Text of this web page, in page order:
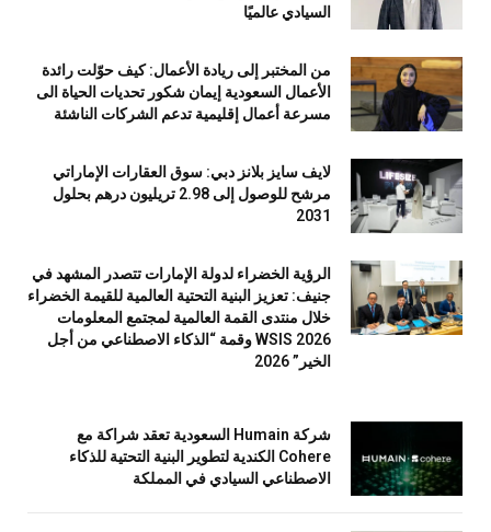
السيادي عالميًا
من المختبر إلى ريادة الأعمال: كيف حوّلت رائدة
الأعمال السعودية إيمان شكور تحديات الحياة الى
مسرعة أعمال إقليمية تدعم الشركات الناشئة
لايف سايز بلانز دبي: سوق العقارات الإماراتي
مرشح للوصول إلى 2.98 تريليون درهم بحلول
2031
الرؤية الخضراء لدولة الإمارات تتصدر المشهد في
جنيف: تعزيز البنية التحتية العالمية للقيمة الخضراء
خلال منتدى القمة العالمية لمجتمع المعلومات
WSIS 2026 وقمة “الذكاء الاصطناعي من أجل
الخير” 2026
شركة Humain السعودية تعقد شراكة مع
Cohere الكندية لتطوير البنية التحتية للذكاء
الاصطناعي السيادي في المملكة